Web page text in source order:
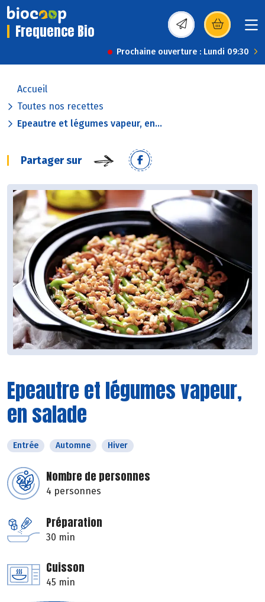
Frequence Bio (s’ouvre dans une
Prochaine ouverture : Lundi 09:30
Accueil
Toutes nos recettes
Epeautre et légumes vapeur, en...
Partager sur
Epeautre et légumes vapeur,
en salade
Entrée Automne Hiver
Nombre de personnes
4 personnes
Préparation
30 min
Cuisson
45 min